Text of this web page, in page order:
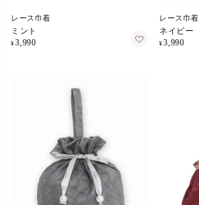
レース巾着
ミント
¥ 3,990
レース巾着
ネイビー
¥ 3,990